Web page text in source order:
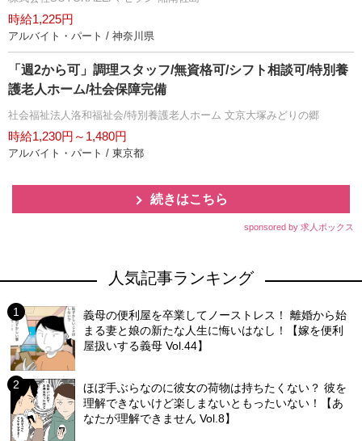
時給1,225円
アルバイト・パート / 神奈川県
「週2から可」調理スタッフ/無資格可/シフト相談可/特別養
護老人ホーム/社会保障完備
社会福祉法人洛和福祉会/特別養護老人ホーム 文京大塚みどりの郷
時給1,230円～1,480円
アルバイト・パート / 東京都
続きはこちら
sponsored by 求人ボックス
人気記事ランキング
義母の便利屋を卒業してノーストレス！ 離婚から始
まる妻と娘の新たな人生に悔いはなし！【嫁を便利
屋扱いする義母 Vol.44】
ほぼ手ぶらなのに彼女の荷物は持ちたくない？ 彼を
理解できないけど楽しまないともったいない！【あ
なたが理解できません Vol.8】